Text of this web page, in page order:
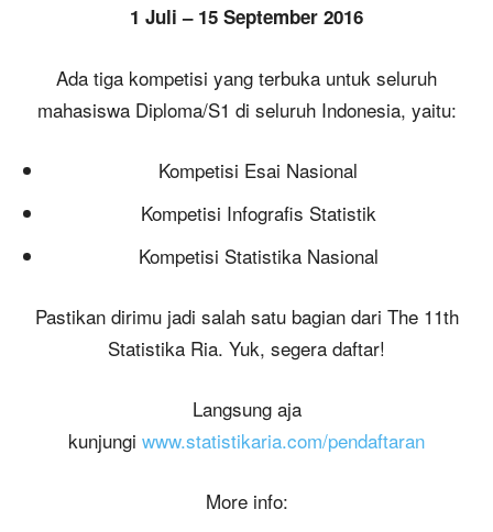
1 Juli – 15 September 2016
Ada tiga kompetisi yang terbuka untuk seluruh
mahasiswa Diploma/S1 di seluruh Indonesia, yaitu:
Kompetisi Esai Nasional
Kompetisi Infografis Statistik
Kompetisi Statistika Nasional
Pastikan dirimu jadi salah satu bagian dari The 11th
Statistika Ria. Yuk, segera daftar!
Langsung aja
kunjungi www.statistikaria.com/pendaftaran
More info: